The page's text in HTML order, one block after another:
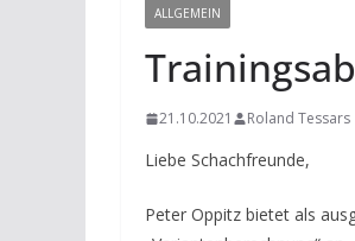
ALLGEMEIN
21.10.2021 Roland Tessars
Liebe Schachfreunde,
Peter Oppitz bietet als